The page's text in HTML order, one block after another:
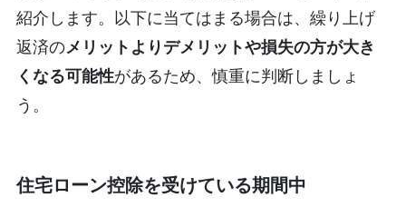
紹介します。以下に当てはまる場合は、繰り上げ
返済のメリットよりデメリットや損失の方が大き
くなる可能性があるため、慎重に判断しましょ
う。
住宅ローン控除を受けている期間中